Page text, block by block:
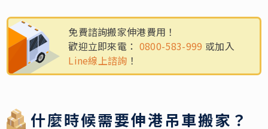
免費諮詢搬家伸港費用！
歡迎立即來電： 0800-583-999 或加入
Line線上諮詢 ！
什麼時候需要伸港吊車搬家？